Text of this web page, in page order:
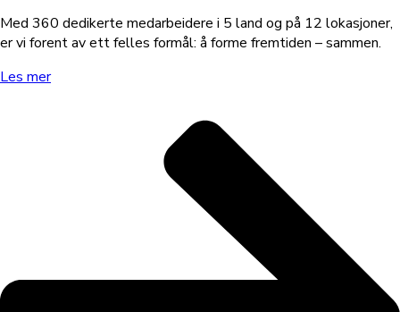
Med 360 dedikerte medarbeidere i 5 land og på 12 lokasjoner,
er vi forent av ett felles formål: å forme fremtiden – sammen.
Les mer